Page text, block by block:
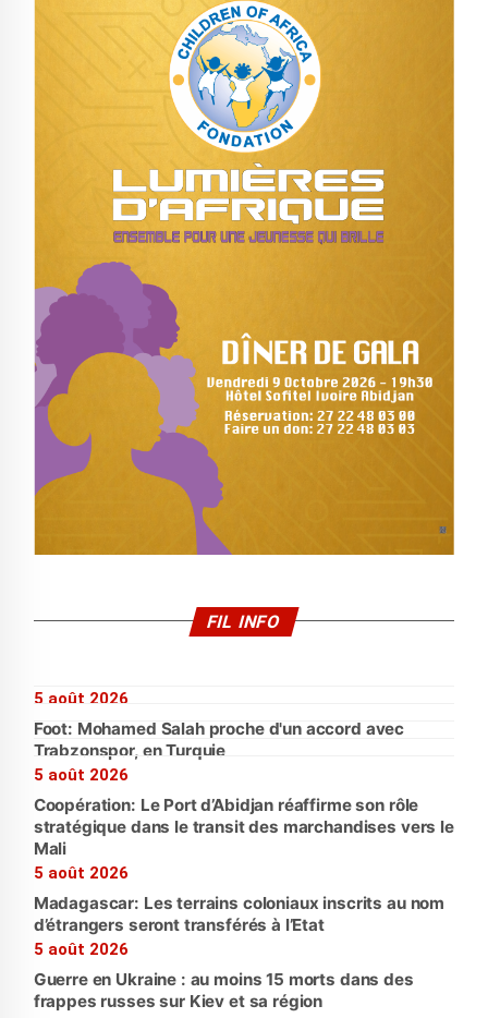
FIL INFO
5 août 2026
Foot: Mohamed Salah proche d'un accord avec
Trabzonspor, en Turquie
5 août 2026
Coopération: Le Port d’Abidjan réaffirme son rôle
stratégique dans le transit des marchandises vers le
Mali
5 août 2026
Madagascar: Les terrains coloniaux inscrits au nom
d’étrangers seront transférés à l’Etat
5 août 2026
Guerre en Ukraine : au moins 15 morts dans des
frappes russes sur Kiev et sa région